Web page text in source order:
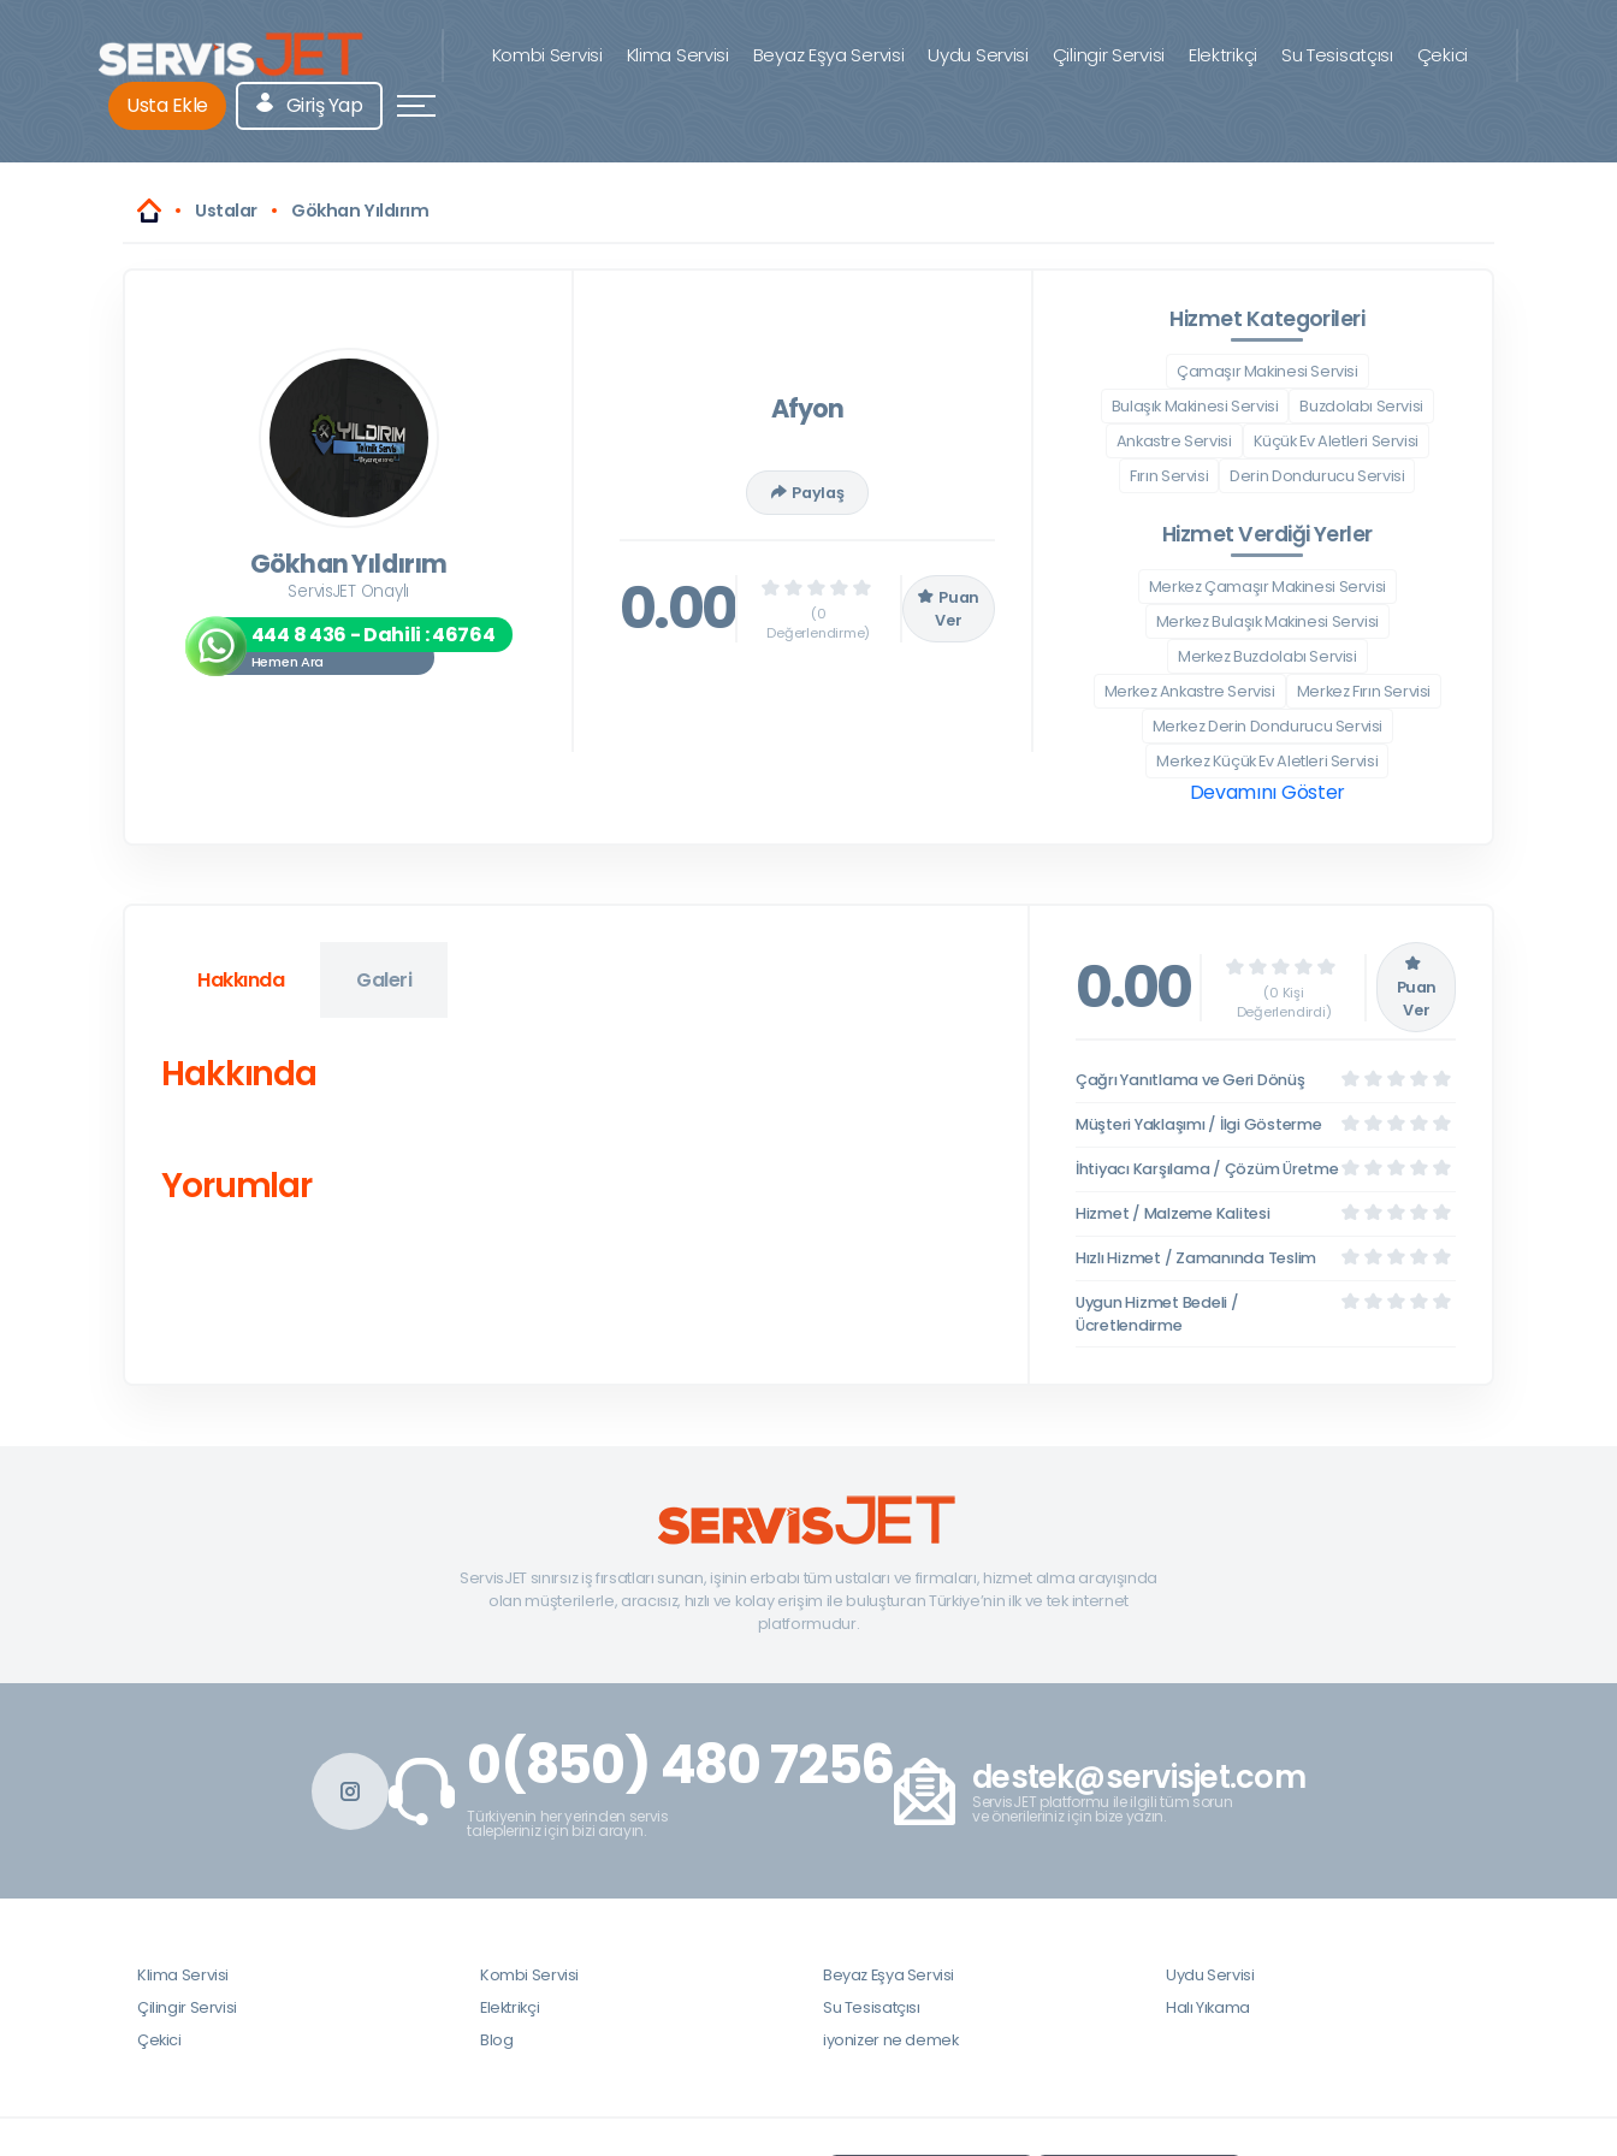
Kombi Servisi Klima Servisi Beyaz Eşya Servisi Uydu Servisi Çilingir Servisi Elektrikçi Su Tesisatçısı Çekici
Usta Ekle Giriş Yap
Ustalar Gökhan Yıldırım
Gökhan Yıldırım
ServisJET Onaylı
444 8 436 - Dahili : 46764
Hemen Ara
Afyon
Paylaş
0.00
(0
Değerlendirme)
Puan
Ver
Hizmet Kategorileri
Çamaşır Makinesi Servisi
Bulaşık Makinesi Servisi
Buzdolabı Servisi
Ankastre Servisi
Küçük Ev Aletleri Servisi
Fırın Servisi
Derin Dondurucu Servisi
Hizmet Verdiği Yerler
Merkez Çamaşır Makinesi Servisi
Merkez Bulaşık Makinesi Servisi
Merkez Buzdolabı Servisi
Merkez Ankastre Servisi
Merkez Fırın Servisi
Merkez Derin Dondurucu Servisi
Merkez Küçük Ev Aletleri Servisi
Devamını Göster
Hakkında Galeri
Hakkında
Yorumlar
0.00
(0 Kişi
Değerlendirdi)
Puan
Ver
Çağrı Yanıtlama ve Geri Dönüş
Müşteri Yaklaşımı / İlgi Gösterme
İhtiyacı Karşılama / Çözüm Üretme
Hizmet / Malzeme Kalitesi
Hızlı Hizmet / Zamanında Teslim
Uygun Hizmet Bedeli /
Ücretlendirme
ServisJET sınırsız iş fırsatları sunan, işinin erbabı tüm ustaları ve firmaları, hizmet alma arayışında
olan müşterilerle, aracısız, hızlı ve kolay erişim ile buluşturan Türkiye’nin ilk ve tek internet
platformudur.
0(850) 480 7256
Türkiyenin her yerinden servis
talepleriniz için bizi arayın.
destek@servisjet.com
ServisJET platformu ile ilgili tüm sorun
ve önerileriniz için bize yazın.
Klima Servisi Kombi Servisi Beyaz Eşya Servisi
Uydu Servisi
Çilingir Servisi
Elektrikçi Su Tesisatçısı
Halı Yıkama
Çekici
Blog iyonizer ne demek